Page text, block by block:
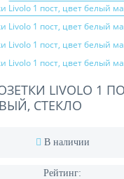
LIVOLO 1
СТЕКЛО
В наличии
Рейтинг: